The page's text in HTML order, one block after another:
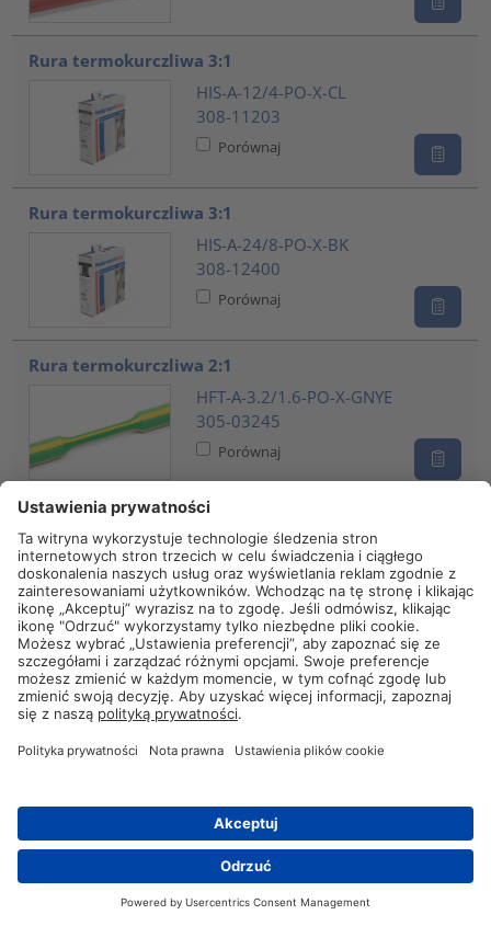
Rura termokurczliwa 3:1
HIS-A-12/4-PO-X-CL
308-11203
Porównaj
Rura termokurczliwa 3:1
HIS-A-24/8-PO-X-BK
308-12400
Porównaj
Rura termokurczliwa 2:1
HFT-A-3.2/1.6-PO-X-GNYE
305-03245
Porównaj
Rura termokurczliwa 2:1
HFT-A-19.0/9.5-PO-X-BK
305-19000
Porównaj
Rura termokurczliwa 2:1
HFT-A-38.0/19.0-PO-X-BK
305-38100
Porównaj
Rura termokurczliwa 2:1
TF21-1.2/0.6-PO-X-BK
309-10120
Porównaj
Kontakt